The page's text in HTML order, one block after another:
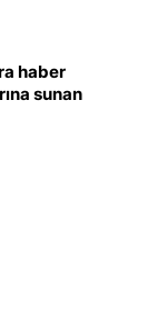
haber
sunan